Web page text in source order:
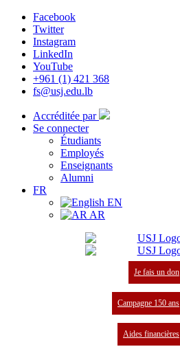
Facebook
Twitter
Instagram
LinkedIn
YouTube
+961 (1) 421 368
fs@usj.edu.lb
Accréditée par
Se connecter
Étudiants
Employés
Enseignants
Alumni
FR
EN
AR
Je fais un don
Campagne 150 ans
Aides financières